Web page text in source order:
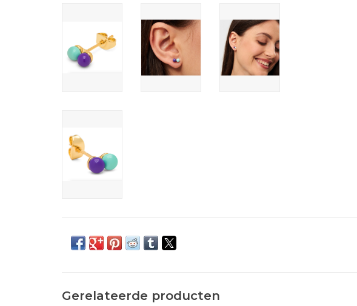
Gerelateerde producten